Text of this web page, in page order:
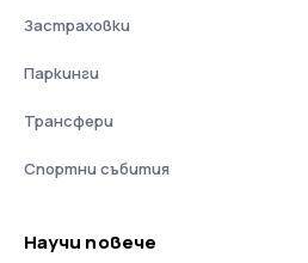
Застраховки
Паркинги
Трансфери
Спортни събития
Научи повече